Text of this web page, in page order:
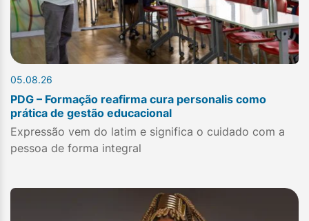
05.08.26
PDG – Formação reafirma cura personalis como
prática de gestão educacional
Expressão vem do latim e significa o cuidado com a
pessoa de forma integral